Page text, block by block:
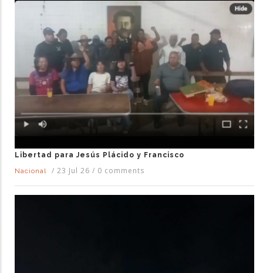
Libertad para Jesús Plácido y Francisco
Nacional
/ 23 Jul 26 / 0 comments